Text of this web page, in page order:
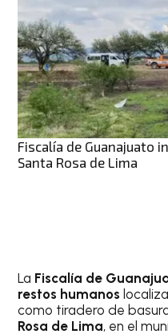
Fiscalía de Guanajuato
Santa Rosa de Lima
La Fiscalía de
restos humanos
como tiradero de
Rosa de Lima, en el